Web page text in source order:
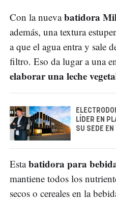
Con la nuevabatidora
además, una textura
a que el agua entra y sale
filtro. Eso da lugar a una
elaborar una leche
LÍDER EN
SU SEDE EN
Estabatidora para
mantiene todos los
secos o cereales en la